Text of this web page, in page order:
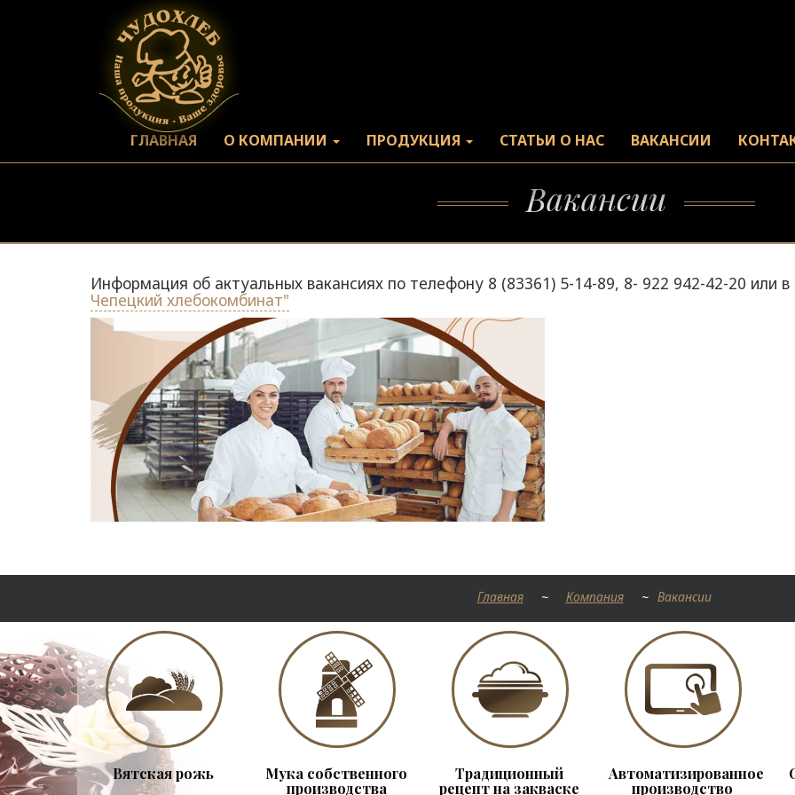
ГЛАВНАЯ О КОМПАНИИ ПРОДУКЦИЯ СТАТЬИ О НАС ВАКАНСИИ
Вакансии
Информация об актуальных вакансиях по телефону 8 (83361) 5-14-89, 8- 922 942-42-20 или
Чепецкий хлебокомбинат"
Главная ~ Компания ~ Вакансии
Вятская рожь
Мука собственного
производства
Традиционный
рецепт на закваске
Автоматизированное
производство